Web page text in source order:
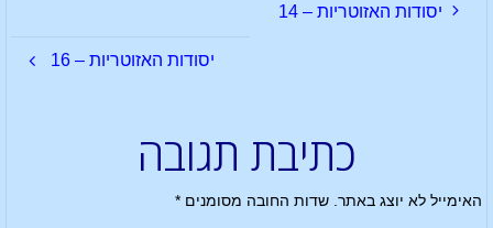
יסודות האזוטריות – 14
יסודות האזוטריות – 16
כתיבת תגובה
האימייל לא יוצג באתר. שדות החובה מסומנים*